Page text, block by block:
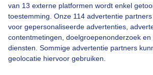
van 13 externe platformen wordt enkel
toestemming. Onze 114 advertentie
voor gepersonaliseerde advertenties,
contentmetingen, doelgroepenonderzoek en
diensten. Sommige advertentie partners
geolocatie hiervoor gebruiken.